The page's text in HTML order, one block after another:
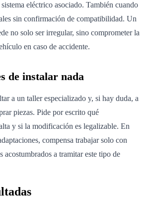
eléctrico asociado. También cuando
sin confirmación de compatibilidad. Un
no solo ser irregular, sino comprometer la
en caso de accidente.
de instalar nada
a un taller especializado y, si hay duda, a
piezas. Pide por escrito qué
y si la modificación es legalizable. En
compensa trabajar solo con
acostumbrados a tramitar este tipo de